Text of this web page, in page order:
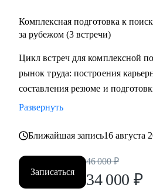
Комплексная подготовка к
за рубежом (3 встречи)
Цикл встреч для комплексной
рынок труда: построения
составления резюме и
Развернуть
Ближайшая запись16 августа
Записаться
46 000 ₽
34 000 ₽